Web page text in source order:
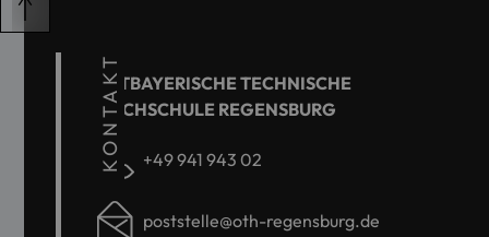
KONTAKT
OSTBAYERISCHE TECHNISCHE
HOCHSCHULE REGENSBURG
+49 941 943 02
poststelle@oth-regensburg.de